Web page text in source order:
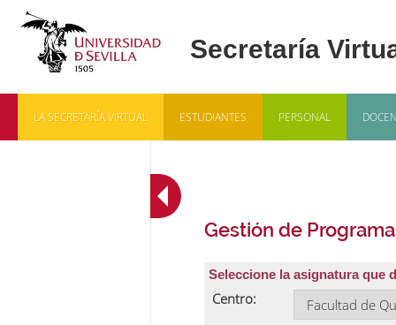
LA SECRETARÍA VIRTUAL ESTUDIANTES PERSONAL
Gestión de
Seleccione la asignatura que
Centro: